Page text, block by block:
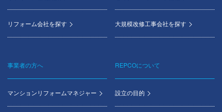
リフォーム会社を探す 大規模改修工事会社を探す
事業者の方へ
マンションリフォームマネジャー
REPCOについて
設立の目的